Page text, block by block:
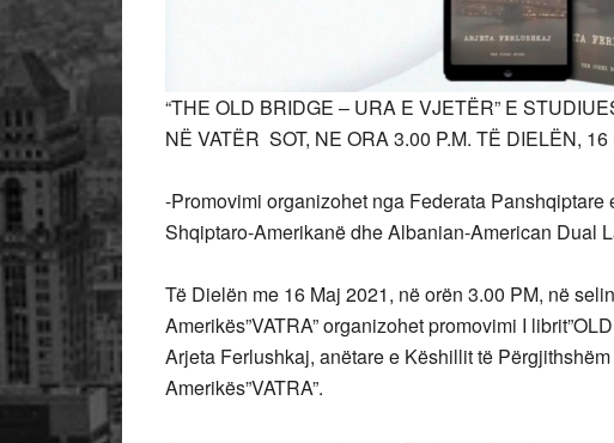
“THE OLD BRIDGE – URA E VJETËR” E
NË VATËR SOT, NE ORA 3.00 P.M. TË DIELËN, 16
-Promovimi organizohet nga Federata Panshqiptare
Shqiptaro-Amerikanë dhe Albanian-American Dual
Të Dielën me 16 Maj 2021, në orën 3.00 PM, në
Amerikës”VATRA” organizohet promovimi I
Arjeta Ferlushkaj, anëtare e Këshillit të
Amerikës”VATRA”.